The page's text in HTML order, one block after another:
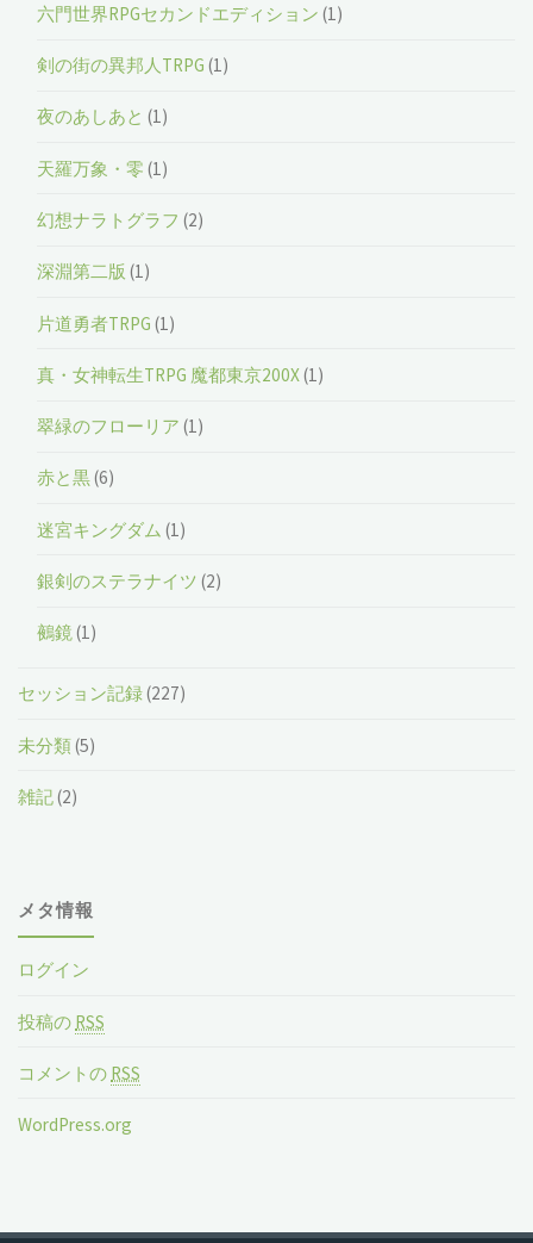
六門世界RPGセカンドエディション (1)
剣の街の異邦人TRPG (1)
夜のあしあと (1)
天羅万象・零 (1)
幻想ナラトグラフ (2)
深淵第二版 (1)
片道勇者TRPG (1)
真・女神転生TRPG 魔都東京200X(1)
翠緑のフローリア (1)
赤と黒(6)
迷宮キングダム (1)
銀剣のステラナイツ (2)
鵺鏡(1)
セッション記録(227)
未分類(5)
雑記(2)
メタ情報
ログイン
投稿の RSS
コメントの RSS
WordPress.org